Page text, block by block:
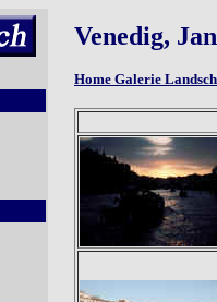
Venedig,
Home Galerie